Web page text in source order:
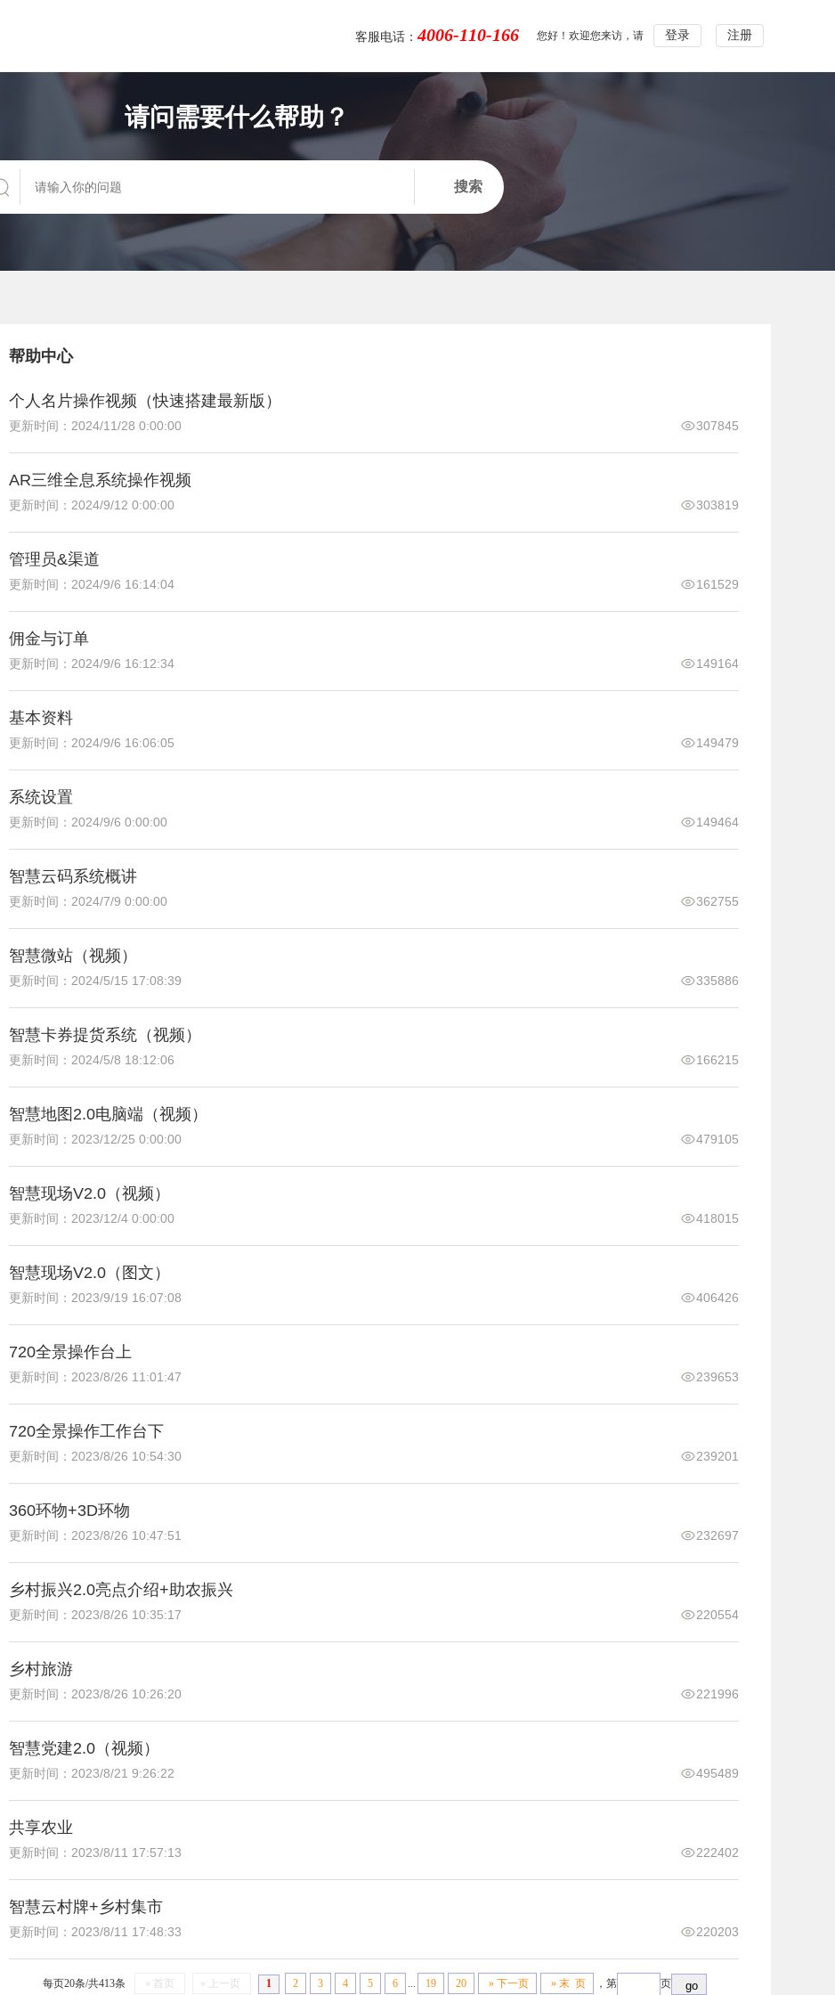
客服电话：4006-110-166 您好！欢迎您来访，请 登录 注册
请问需要什么帮助？
搜索
帮助中心
个人名片操作视频（快速搭建最新版）
更新时间：2024/11/28 0:00:00 307845
AR三维全息系统操作视频
更新时间：2024/9/12 0:00:00 303819
管理员&渠道
更新时间：2024/9/6 16:14:04 161529
佣金与订单
更新时间：2024/9/6 16:12:34 149164
基本资料
更新时间：2024/9/6 16:06:05 149479
系统设置
更新时间：2024/9/6 0:00:00 149464
智慧云码系统概讲
更新时间：2024/7/9 0:00:00 362755
智慧微站（视频）
更新时间：2024/5/15 17:08:39 335886
智慧卡券提货系统（视频）
更新时间：2024/5/8 18:12:06 166215
智慧地图2.0电脑端（视频）
更新时间：2023/12/25 0:00:00 479105
智慧现场V2.0（视频）
更新时间：2023/12/4 0:00:00 418015
智慧现场V2.0（图文）
更新时间：2023/9/19 16:07:08 406426
720全景操作台上
更新时间：2023/8/26 11:01:47 239653
720全景操作工作台下
更新时间：2023/8/26 10:54:30 239201
360环物+3D环物
更新时间：2023/8/26 10:47:51 232697
乡村振兴2.0亮点介绍+助农振兴
更新时间：2023/8/26 10:35:17 220554
乡村旅游
更新时间：2023/8/26 10:26:20 221996
智慧党建2.0（视频）
更新时间：2023/8/21 9:26:22 495489
共享农业
更新时间：2023/8/11 17:57:13 222402
智慧云村牌+乡村集市
更新时间：2023/8/11 17:48:33 220203
每页20条/共413条 » 首页 » 上一页 1 2 3 4 5 6 ... 19 20 » 下一页 » 末 页 ，第 页